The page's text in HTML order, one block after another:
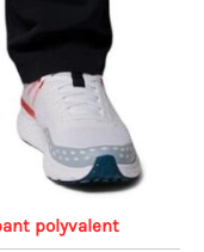
polyvalent